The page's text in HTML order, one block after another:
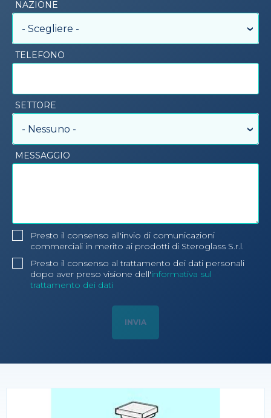
NAZIONE
- Scegliere -
TELEFONO
SETTORE
- Nessuno -
MESSAGGIO
Presto il consenso all'invio di comunicazioni
commerciali in merito ai prodotti di Steroglass S.r.l.
Presto il consenso al trattamento dei dati personali
dopo aver preso visione dell'informativa sul
trattamento dei dati